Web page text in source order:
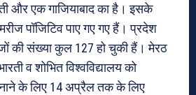
और एक गाजियाबाद का है। इसके
पॉजिटिव पाए गए गए हैं। प्रदेश
की संख्या कुल 127 हो चुकी हैं। मेरठ
व शोभित विश्वविद्यालय को
के लिए 14 अप्रैल तक के लिए